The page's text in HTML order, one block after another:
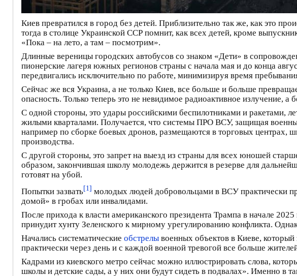
Киев превратился в город без детей. Приблизительно так же, как это
тогда в столице Украинской ССР помнит, как всех детей, кроме
«Пока – на лето, а там – посмотрим».
Длинные вереницы городских автобусов со знаком «Дети» в
пионерские лагеря южных регионов страны с начала мая и до конца
передвигались исключительно по работе, минимизируя время
Сейчас же вся Украина, а не только Киев, все больше и больше
опасность. Только теперь это не невидимое радиоактивное излучение,
С одной стороны, это удары российскими беспилотниками и ракетами,
жилыми кварталами. Получается, что системы ПРО ВСУ, защищая
например по сборке боевых дронов, размещаются в торговых центрах,
производства.
С другой стороны, это запрет на выезд из страны для всех юношей
образом, закончившая школу молодежь держится в резерве для
готовят на убой.
Попытки зазвать[1] молодых людей добровольцами в ВСУ практически
домой» в гробах или инвалидами.
После прихода к власти американского президента Трампа в начале
принудит хунту Зеленского к мирному урегулированию конфликта.
Начались систематические обстрелы военных объектов в Киеве,
практически через день и с каждой военной тревогой все больше
Кадрами из киевского метро сейчас можно иллюстрировать слова,
школы и детские сады, а у них они будут сидеть в подвалах». Именно в